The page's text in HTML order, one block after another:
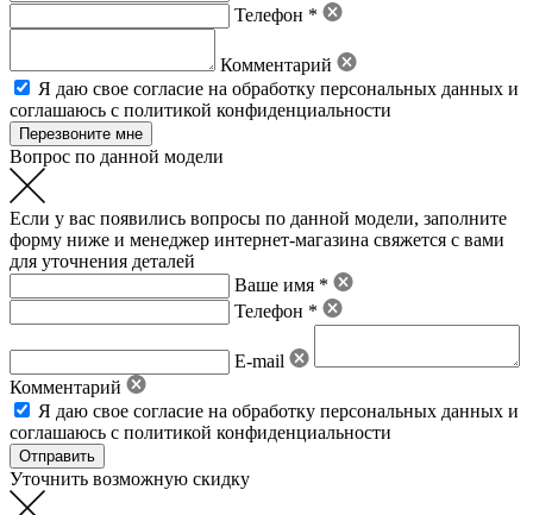
Телефон *
Комментарий
Я даю свое согласие на обработку персональных данных и
соглашаюсь с политикой конфиденциальности
Вопрос по данной модели
Если у вас появились вопросы по данной модели, заполните
форму ниже и менеджер интернет-магазина свяжется с вами
для уточнения деталей
Ваше имя *
Телефон *
E-mail
Комментарий
Я даю свое согласие на обработку персональных данных и
соглашаюсь с политикой конфиденциальности
Уточнить возможную скидку